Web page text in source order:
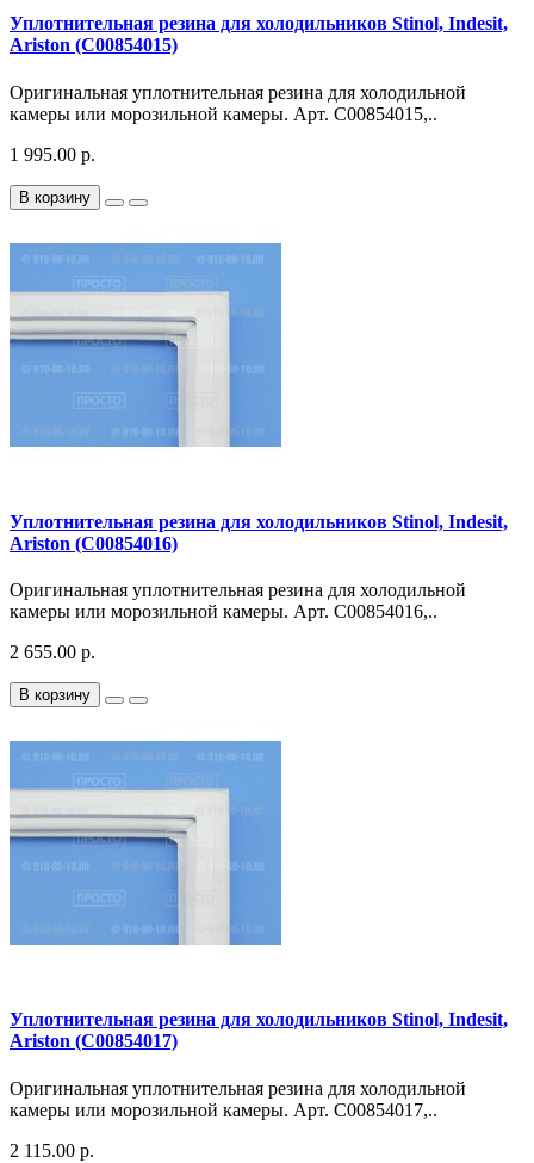
Уплотнительная резина для холодильников Stinol, Indesit,
Ariston (C00854015)
Оригинальная уплотнительная резина для холодильной
камеры или морозильной камеры. Арт. C00854015,..
1 995.00 р.
В корзину
Уплотнительная резина для холодильников Stinol, Indesit,
Ariston (C00854016)
Оригинальная уплотнительная резина для холодильной
камеры или морозильной камеры. Арт. C00854016,..
2 655.00 р.
В корзину
Уплотнительная резина для холодильников Stinol, Indesit,
Ariston (C00854017)
Оригинальная уплотнительная резина для холодильной
камеры или морозильной камеры. Арт. C00854017,..
2 115.00 р.